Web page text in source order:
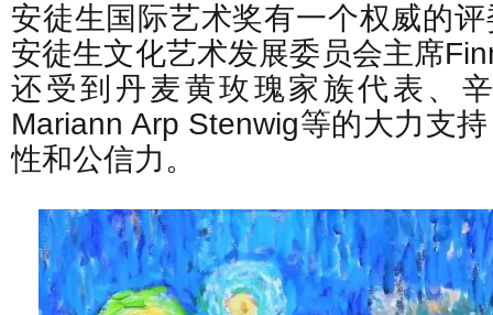
安徒生国际艺术奖有一个权威的
安徒生文化艺术发展委员会主席
还受到丹麦黄玫瑰家族代表、
Mariann Arp Stenwig等的大力支
性和公信力。